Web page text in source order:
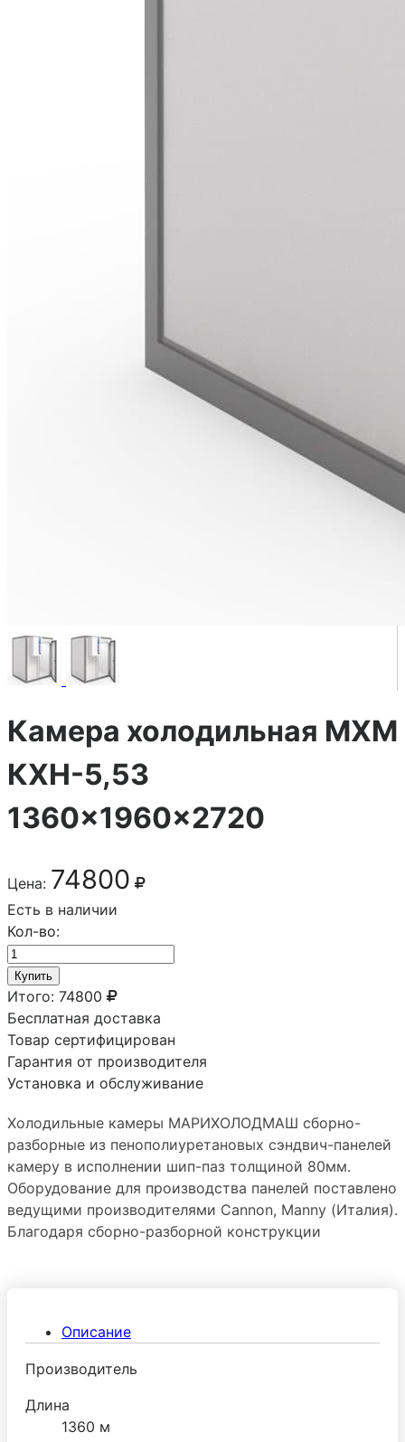
Камера холодильная МХМ
КХН-5,53
1360×1960×2720
Цена: 74800
Есть в наличии
Кол-во:
Купить
Итого: 74800
Бесплатная доставка
Товар сертифицирован
Гарантия от производителя
Установка и обслуживание
Холодильные камеры МАРИХОЛОДМАШ сборно-
разборные из пенополиуретановых сэндвич-панелей
камеру в исполнении шип-паз толщиной 80мм.
Оборудование для производства панелей поставлено
ведущими производителями Сannon, Manny (Италия).
Благодаря сборно-разборной конструкции
(Италия).Описание
Производитель
Длина
1360 м